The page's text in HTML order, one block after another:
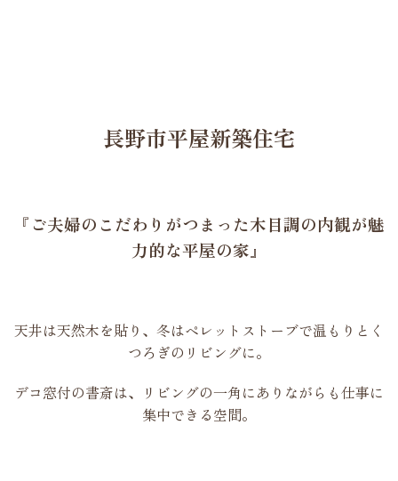
長野市平屋新築住宅
『ご夫婦のこだわりがつまった木目調の内観が魅
力的な平屋の家』
天井は天然木を貼り、冬はペレットストーブで温もりとく
つろぎのリビングに。
デコ窓付の書斎は、リビングの一角にありながらも仕事に
集中できる空間。